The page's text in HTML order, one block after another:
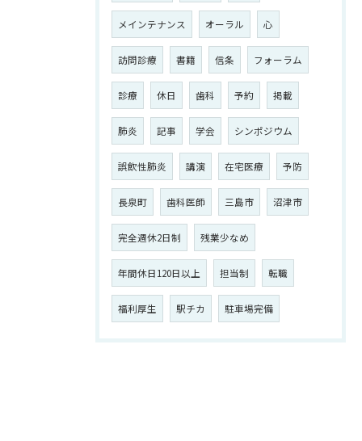
メインテナンス オーラル 心
訪問診療 書籍 信条 フォーラム
診療 休日 歯科 予約 掲載
肺炎 記事 学会 シンポジウム
誤飲性肺炎 講演 在宅医療 予防
長泉町 歯科医師 三島市 沼津市
完全週休2日制 残業少なめ
年間休日120日以上 担当制 転職
福利厚生 駅チカ 駐車場完備